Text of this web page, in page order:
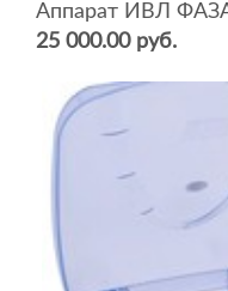
Аппарат ИВЛ
25 000.00 руб.